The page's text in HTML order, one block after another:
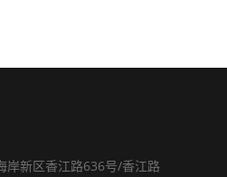
岸新区香江路636号/香江路